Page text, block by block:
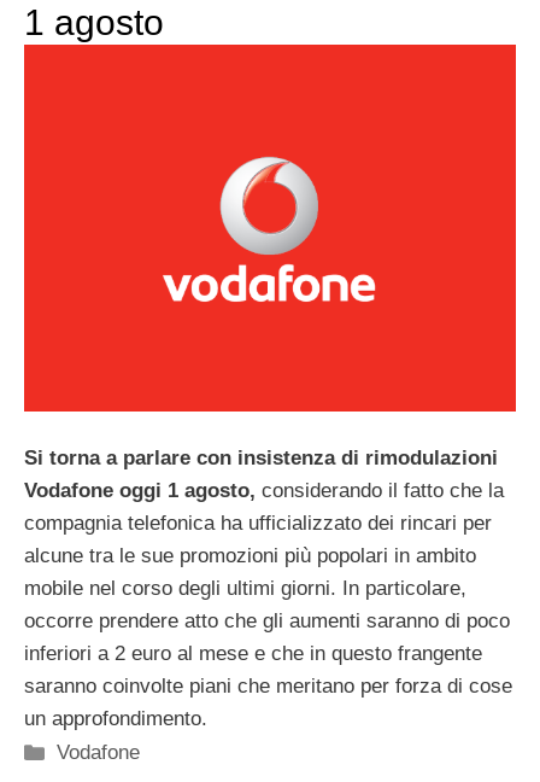
1 agosto
Si torna a parlare con insistenza di rimodulazioni
Vodafone oggi 1 agosto, considerando il fatto che la
compagnia telefonica ha ufficializzato dei rincari per
alcune tra le sue promozioni più popolari in ambito
mobile nel corso degli ultimi giorni. In particolare,
occorre prendere atto che gli aumenti saranno di poco
inferiori a 2 euro al mese e che in questo frangente
saranno coinvolte piani che meritano per forza di cose
un approfondimento.
Categorie
Vodafone